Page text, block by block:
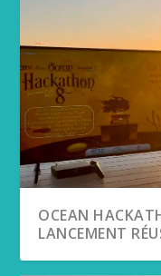
OCEAN
LANCEMENT